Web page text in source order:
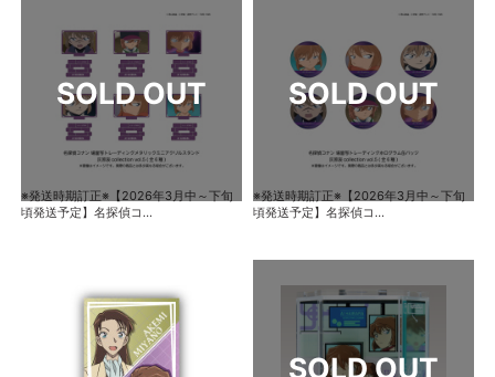
※発送時期訂正※【2026年3月中～下旬
頃発送予定】名探偵コ...
※発送時期訂正※【2026年3月中～下旬
頃発送予定】名探偵コ...